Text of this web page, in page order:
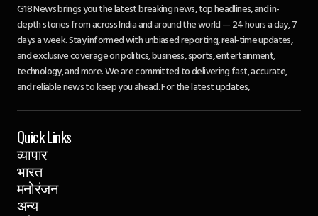
G18 News brings you the latest breaking news, top headlines, and in-
depth stories from across India and around the world — 24 hours a day, 7
days a week. Stay informed with unbiased reporting, real-time updates,
and exclusive coverage on politics, business, sports, entertainment,
technology, and more. We are committed to delivering fast, accurate,
and reliable news to keep you ahead. For the latest updates,
Quick Links
व्यापार
भारत
मनोरंजन
अन्य